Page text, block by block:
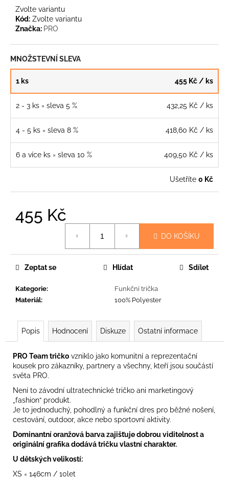
Zvolte variantu
Kód: Zvolte variantu
Značka: PRO
MNOŽSTEVNÍ SLEVA
1 ks 455 Kč / ks
2 - 3 ks = sleva 5 % 432,25 Kč / ks
4 - 5 ks = sleva 8 % 418,60 Kč / ks
6 a více ks = sleva 10 % 409,50 Kč / ks
Ušetříte 0 Kč
455 Kč
DO KOŠÍKU
Kategorie:
Funkční trička
Materiál: 100% Polyester
Zeptat se Hlídat Sdílet
Popis Hodnocení Diskuze Ostatní informace
PRO Team tričko vzniklo jako komunitní a reprezentační
kousek pro zákazníky, partnery a všechny, kteří jsou součástí
světa PRO.
Není to závodní ultratechnické tričko ani marketingový
„fashion“ produkt.
Je to jednoduchý, pohodlný a funkční dres pro běžné nošení,
cestování, outdoor, akce nebo sportovní aktivity.
Dominantní oranžová barva zajišťuje dobrou viditelnost a
originální grafika dodává tričku vlastní charakter.
U dětských velikostí:
XS = 146cm / 10let
PRO-
OPS
HIGH
ANTIBAKTERIÁLNÍ
PONOŽKY
304